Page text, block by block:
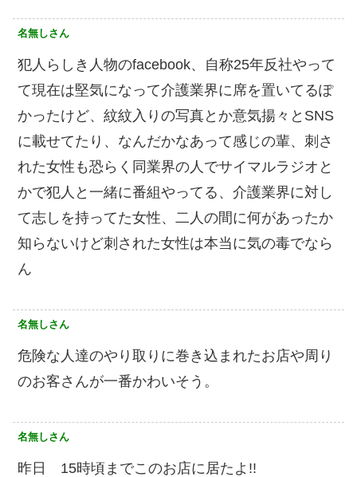
名無しさん
犯人らしき人物のfacebook、自称25年反社やって
て現在は堅気になって介護業界に席を置いてるぽ
かったけど、紋紋入りの写真とか意気揚々とSNS
に載せてたり、なんだかなあって感じの輩、刺さ
れた女性も恐らく同業界の人でサイマルラジオと
かで犯人と一緒に番組やってる、介護業界に対し
て志しを持ってた女性、二人の間に何があったか
知らないけど刺された女性は本当に気の毒でなら
ん
名無しさん
危険な人達のやり取りに巻き込まれたお店や周り
のお客さんが一番かわいそう。
名無しさん
昨日 15時頃までこのお店に居たよ!!